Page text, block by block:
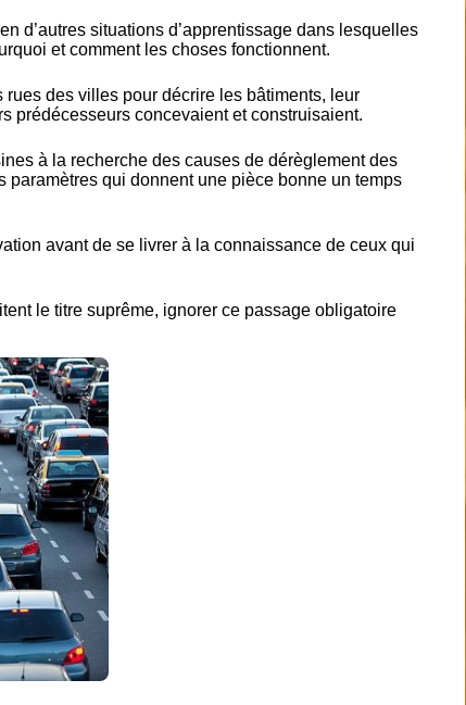
d’autres situations d’apprentissage dans lesquelles
et comment les choses fonctionnent.
des villes pour décrire les bâtiments, leur
prédécesseurs concevaient et construisaient.
à la recherche des causes de dérèglement des
paramètres qui donnent une pièce bonne un temps
avant de se livrer à la connaissance de ceux qui
le titre suprême, ignorer ce passage obligatoire